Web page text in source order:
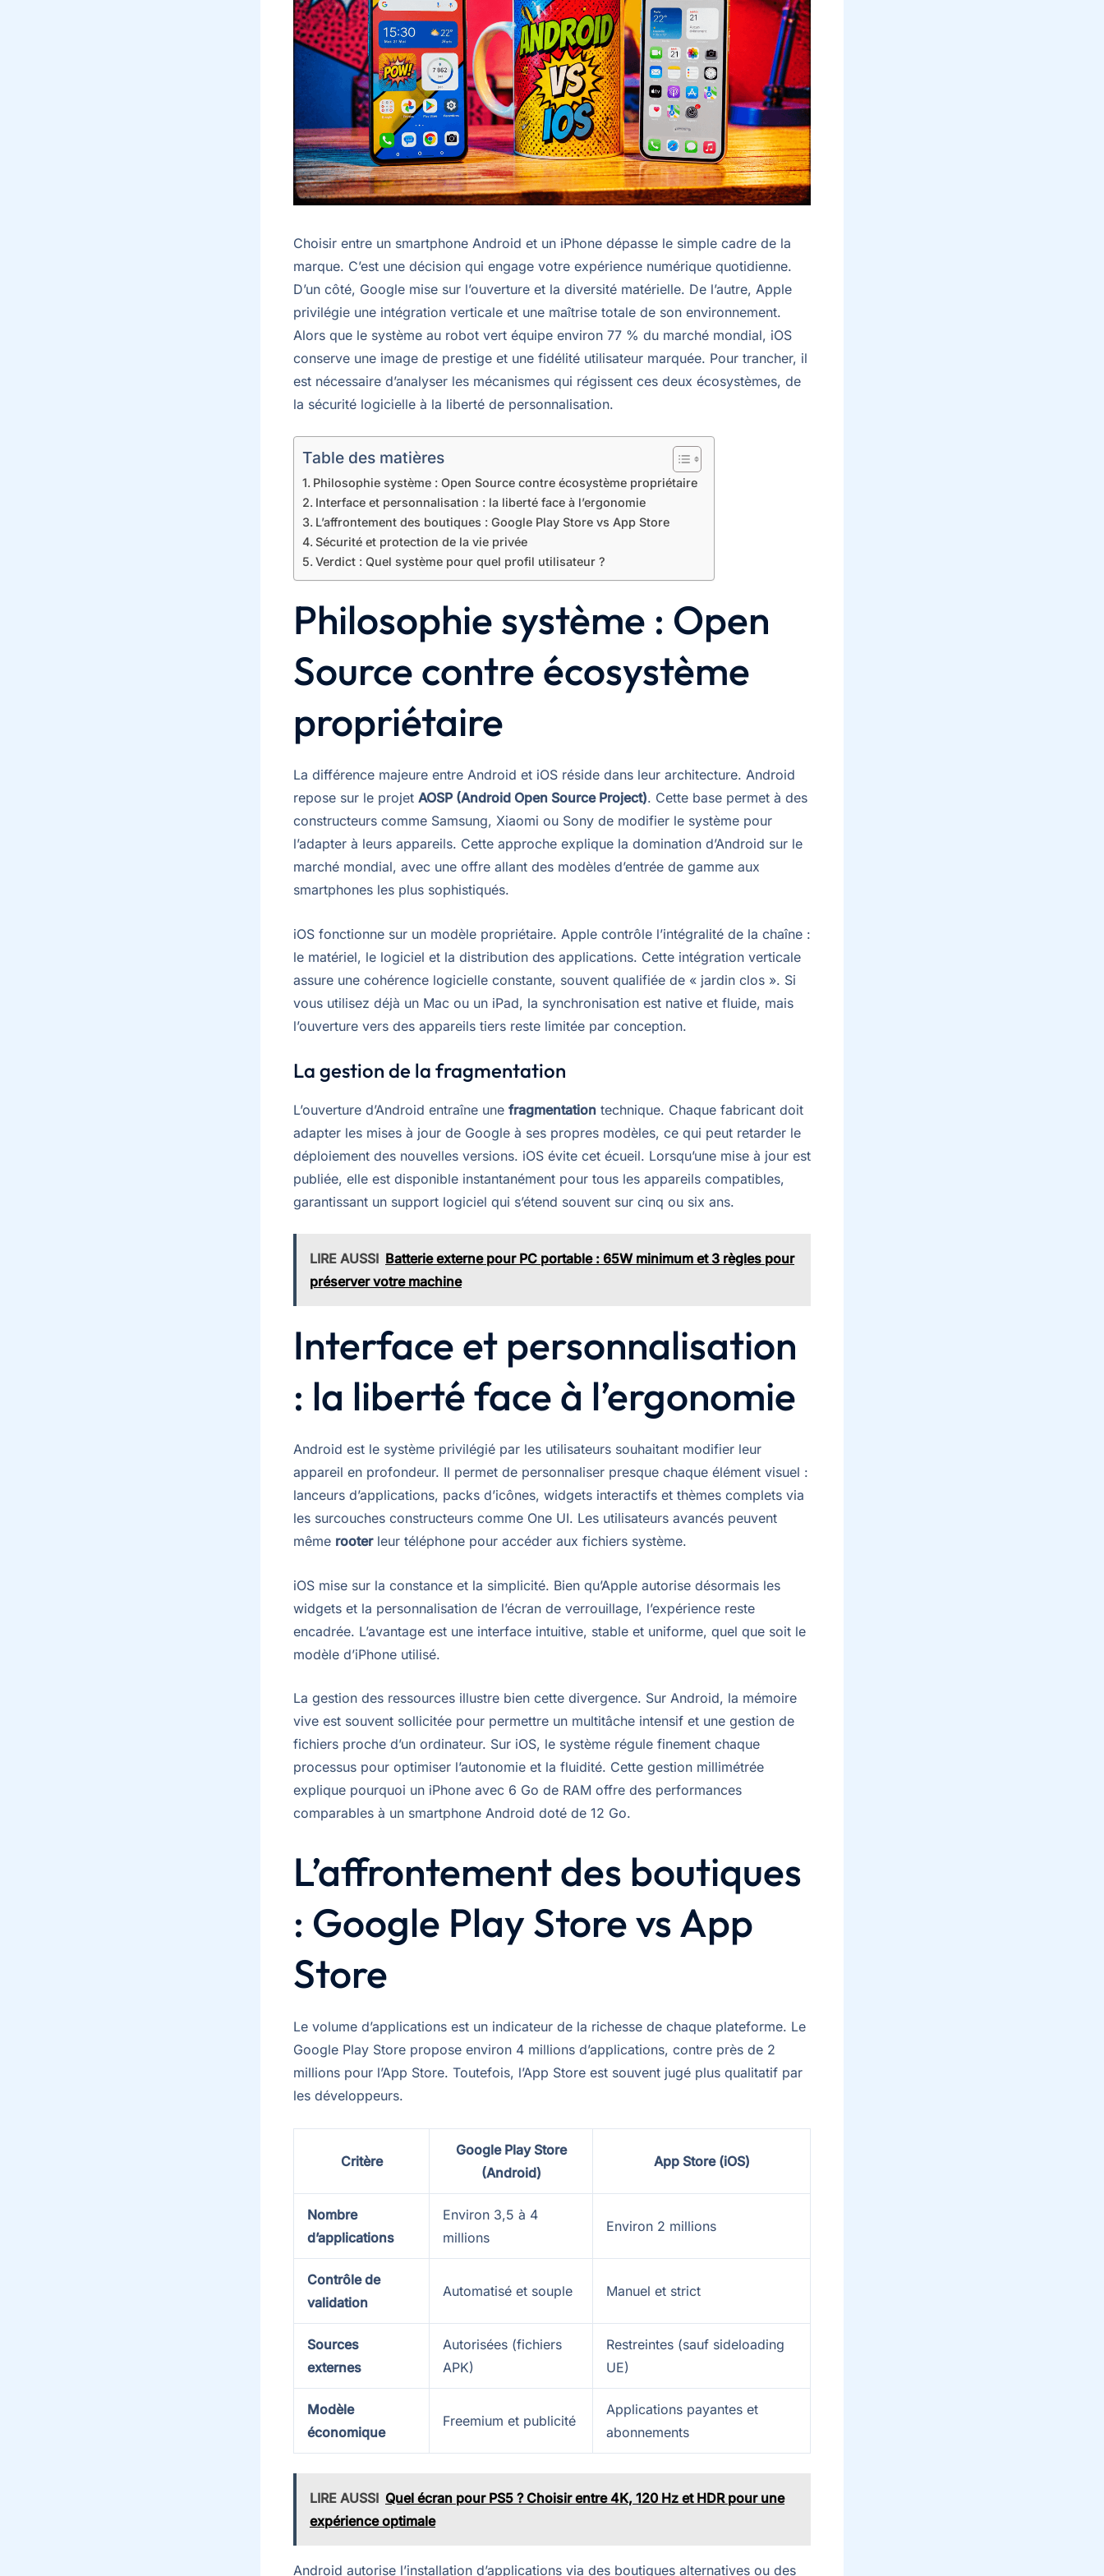
Choisir entre un smartphone Android et un iPhone dépasse le simple cadre de la
marque. C’est une décision qui engage votre expérience numérique quotidienne.
D’un côté, Google mise sur l’ouverture et la diversité matérielle. De l’autre, Apple
privilégie une intégration verticale et une maîtrise totale de son environnement.
Alors que le système au robot vert équipe environ 77 % du marché mondial, iOS
conserve une image de prestige et une fidélité utilisateur marquée. Pour trancher, il
est nécessaire d’analyser les mécanismes qui régissent ces deux écosystèmes, de
la sécurité logicielle à la liberté de personnalisation.
Table des matières
Philosophie système : Open Source contre écosystème propriétaire
Interface et personnalisation : la liberté face à l’ergonomie
L’affrontement des boutiques : Google Play Store vs App Store
Sécurité et protection de la vie privée
Verdict : Quel système pour quel profil utilisateur ?
Philosophie système : Open
Source contre écosystème
propriétaire
La différence majeure entre Android et iOS réside dans leur architecture. Android
repose sur le projet AOSP (Android Open Source Project). Cette base permet à des
constructeurs comme Samsung, Xiaomi ou Sony de modifier le système pour
l’adapter à leurs appareils. Cette approche explique la domination d’Android sur le
marché mondial, avec une offre allant des modèles d’entrée de gamme aux
smartphones les plus sophistiqués.
iOS fonctionne sur un modèle propriétaire. Apple contrôle l’intégralité de la chaîne :
le matériel, le logiciel et la distribution des applications. Cette intégration verticale
assure une cohérence logicielle constante, souvent qualifiée de « jardin clos ». Si
vous utilisez déjà un Mac ou un iPad, la synchronisation est native et fluide, mais
l’ouverture vers des appareils tiers reste limitée par conception.
La gestion de la fragmentation
L’ouverture d’Android entraîne une fragmentation technique. Chaque fabricant doit
adapter les mises à jour de Google à ses propres modèles, ce qui peut retarder le
déploiement des nouvelles versions. iOS évite cet écueil. Lorsqu’une mise à jour est
publiée, elle est disponible instantanément pour tous les appareils compatibles,
garantissant un support logiciel qui s’étend souvent sur cinq ou six ans.
LIRE AUSSI Batterie externe pour PC portable : 65W minimum et 3 règles pour
préserver votre machine
Interface et personnalisation
: la liberté face à l’ergonomie
Android est le système privilégié par les utilisateurs souhaitant modifier leur
appareil en profondeur. Il permet de personnaliser presque chaque élément visuel :
lanceurs d’applications, packs d’icônes, widgets interactifs et thèmes complets via
les surcouches constructeurs comme One UI. Les utilisateurs avancés peuvent
même rooterleur téléphone pour accéder aux fichiers système.
iOS mise sur la constance et la simplicité. Bien qu’Apple autorise désormais les
widgets et la personnalisation de l’écran de verrouillage, l’expérience reste
encadrée. L’avantage est une interface intuitive, stable et uniforme, quel que soit le
modèle d’iPhone utilisé.
La gestion des ressources illustre bien cette divergence. Sur Android, la mémoire
vive est souvent sollicitée pour permettre un multitâche intensif et une gestion de
fichiers proche d’un ordinateur. Sur iOS, le système régule finement chaque
processus pour optimiser l’autonomie et la fluidité. Cette gestion millimétrée
explique pourquoi un iPhone avec 6 Go de RAM offre des performances
comparables à un smartphone Android doté de 12 Go.
L’affrontement des boutiques
: Google Play Store vs App
Store
Le volume d’applications est un indicateur de la richesse de chaque plateforme. Le
Google Play Store propose environ 4 millions d’applications, contre près de 2
millions pour l’App Store. Toutefois, l’App Store est souvent jugé plus qualitatif par
les développeurs.
Critère
Google Play Store
(Android)
App Store (iOS)
Nombre
d’applications
Environ 3,5 à 4
millions
Environ 2 millions
Contrôle de
validation
Automatisé et souple Manuel et strict
Sources
externes
Autorisées (fichiers
APK)
Restreintes (sauf sideloading
UE)
Modèle
économique
Freemium et publicité
Applications payantes et
abonnements
LIRE AUSSI Quel écran pour PS5 ? Choisir entre 4K, 120 Hz et HDR pour une
expérience optimale
Android autorise l’installation d’applications via des boutiques alternatives ou des